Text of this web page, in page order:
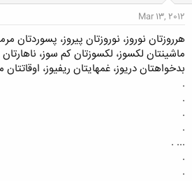
Mar 13, 2012
هرروزتان نوروز، نوروزتان پیروز، پسوردتان
ماشینتان لکسوز، لکسوزتان کم سوز، ناهارتان
بدخواهتان دریوز، غمهایتان ریفیوز،
.
.
.
.
... .
.
.